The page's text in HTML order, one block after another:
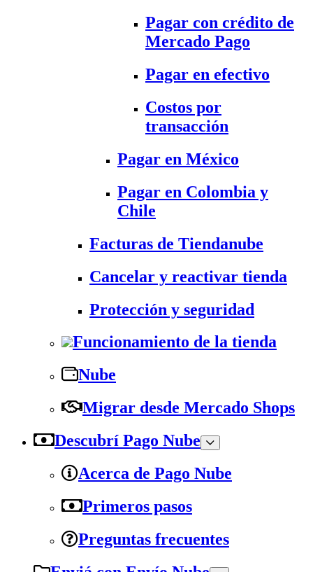
Pagar con crédito de
Mercado Pago
Pagar en efectivo
Costos por
transacción
Pagar en México
Pagar en Colombia y
Chile
Facturas de Tiendanube
Cancelar y reactivar tienda
Protección y seguridad
Funcionamiento de la tienda
Nube
Migrar desde Mercado Shops
Descubrí Pago Nube
Acerca de Pago Nube
Primeros pasos
Preguntas frecuentes